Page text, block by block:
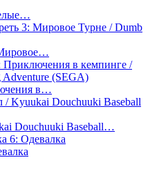
в…
Douchuuki Baseball…